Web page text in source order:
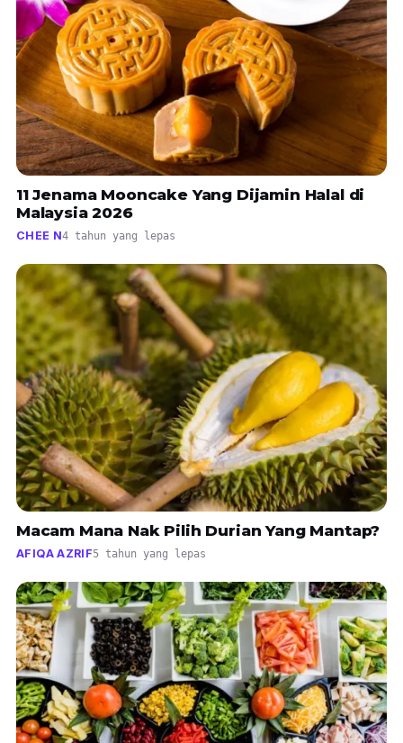
11 Jenama Mooncake Yang Dijamin Halal di
Malaysia 2026
CHEE N4 tahun yang lepas
Macam Mana Nak Pilih Durian Yang Mantap?
AFIQA AZRIF5 tahun yang lepas